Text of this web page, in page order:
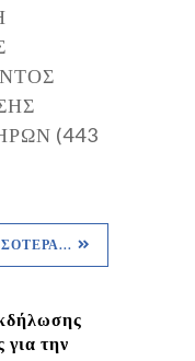
(443
για την